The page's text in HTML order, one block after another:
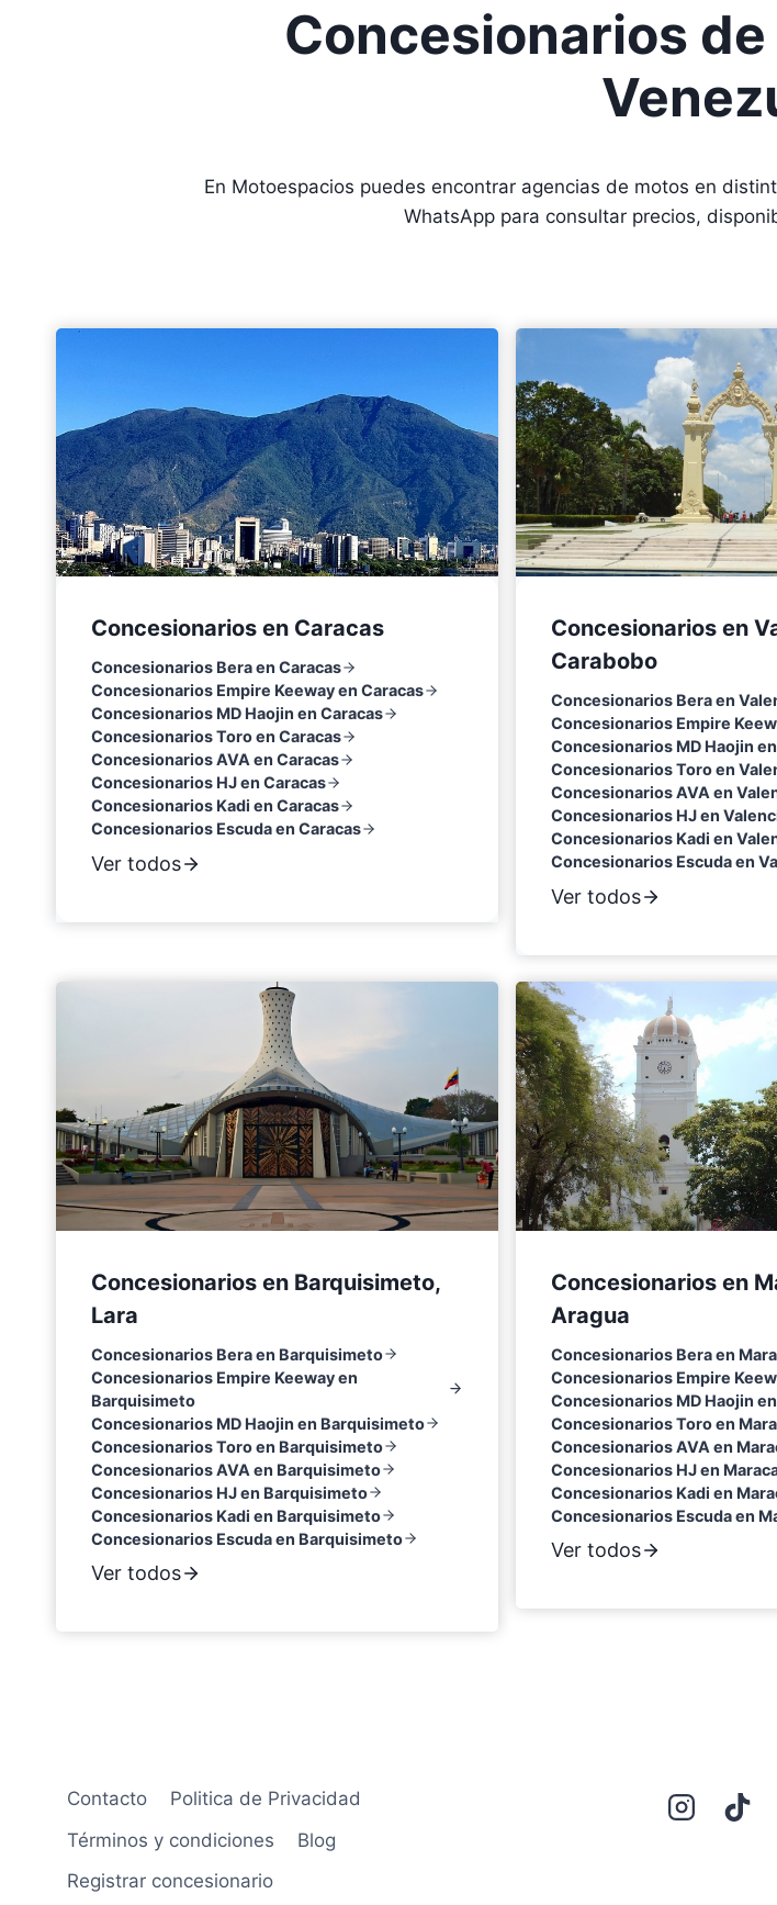
Concesionarios
En Motoespacios puedes encontrar agencias de motos en
WhatsApp para consultar precios,
Concesionarios en Caracas
Concesionarios Bera en Caracas
Concesionarios Empire Keeway en Caracas
Concesionarios MD Haojin en Caracas
Concesionarios Toro en Caracas
Concesionarios AVA en Caracas
Concesionarios HJ en Caracas
Concesionarios Kadi en Caracas
Concesionarios Escuda en Caracas
Ver todos
Concesionarios en
Carabobo
Concesionarios Bera en
Concesionarios Empire
Concesionarios MD Haojin
Concesionarios Toro en
Concesionarios AVA en
Concesionarios HJ en
Concesionarios Kadi en
Concesionarios Escuda en
Ver todos
Concesionarios en Barquisimeto,
Lara
Concesionarios Bera en Barquisimeto
Concesionarios Empire Keeway en
Barquisimeto
Concesionarios MD Haojin en Barquisimeto
Concesionarios Toro en Barquisimeto
Concesionarios AVA en Barquisimeto
Concesionarios HJ en Barquisimeto
Concesionarios Kadi en Barquisimeto
Concesionarios Escuda en Barquisimeto
Ver todos
Concesionarios en
Aragua
Concesionarios Bera en
Concesionarios Empire
Concesionarios MD Haojin
Concesionarios Toro en
Concesionarios AVA en
Concesionarios HJ en
Concesionarios Kadi en
Concesionarios Escuda en
Ver todos
Contacto
Politica de Privacidad
Términos y condiciones
Blog
Registrar concesionario